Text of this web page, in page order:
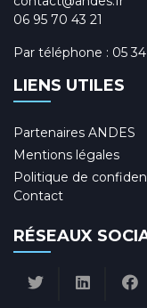
06 95 70 43 21
Par téléphone : 05
LIENS UTILES
Partenaires ANDES
Mentions légales
Politique de
Contact
RÉSEAUX